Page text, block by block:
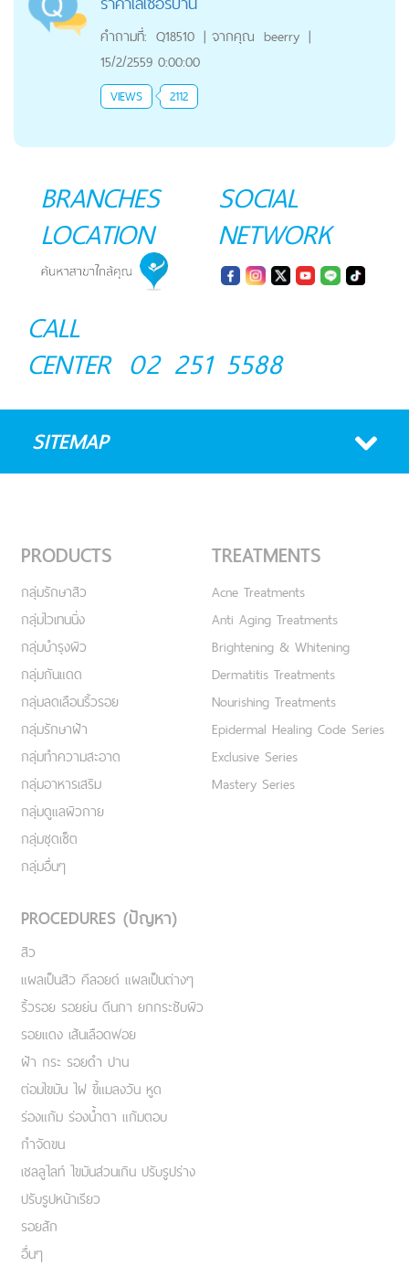
คำถามที่: Q18510 | จากคุณ beerry |
15/2/2559 0:00:00
VIEWS 2112
BRANCHES
LOCATION
SOCIAL
NETWORK
CALL
CENTER 02 251 5588
SITEMAP
PRODUCTS
กลุ่มรักษาสิว
กลุ่มไวเทนนิ่ง
กลุ่มบำรุงผิว
กลุ่มกันแดด
กลุ่มลดเลือนริ้วรอย
กลุ่มรักษาฝ้า
กลุ่มทำความสะอาด
กลุ่มอาหารเสริม
กลุ่มดูแลผิวกาย
กลุ่มชุดเซ็ต
กลุ่มอื่นๆ
TREATMENTS
Acne Treatments
Anti Aging Treatments
Brightening & Whitening
Dermatitis Treatments
Nourishing Treatments
Epidermal Healing Code Series
Exclusive Series
Mastery Series
PROCEDURES (ปัญหา)
สิว
แผลเป็นสิว คีลอยด์ แผลเป็นต่างๆ
ริ้วรอย รอยย่น ตีนกา ยกกระชับผิว
รอยแดง เส้นเลือดฟอย
ฝ้า กระ รอยดำ ปาน
ต่อมไขมัน ไฝ ขี้แมลงวัน หูด
ร่องแก้ม ร่องน้ำตา แก้มตอบ
กำจัดขน
เชลลูไลท์ ไขมันส่วนเกิน ปรับรูปร่าง
ปรับรูปหน้าเรียว
รอยสัก
อื่นๆ